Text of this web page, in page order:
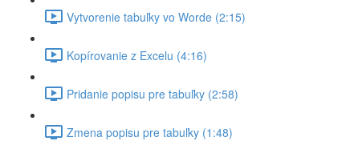
Vytvorenie tabuľky vo Worde (2:15)
Kopírovanie z Excelu (4:16)
Pridanie popisu pre tabuľky (2:58)
Zmena popisu pre tabuľky (1:48)